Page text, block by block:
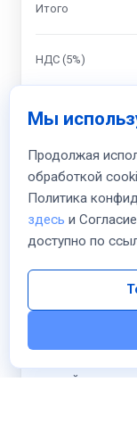
Итого
НДС (5%)
Итого
К оплате сегодня
€267.73
Я
действуют
Мы
Продолжая
обработкой
Политика
здесь и
доступно по